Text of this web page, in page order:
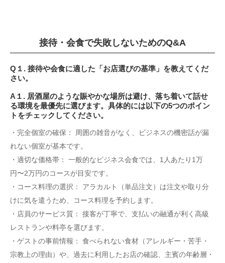
接待・会食で失敗しないためのQ&A
Q１. 接待や会食に適した「お店選びの基準」を教えてくだ
さい。
A１. 居酒屋のような賑やかな場所は避け、落ち着いて話せ
る環境を最優先に選びます。具体的には以下の5つのポイン
トをチェックしてください。
・完全個室の確保： 周囲の雑音がなく、ビジネスの機密話が漏
れない個室が基本です。
・適切な価格帯： 一般的なビジネス会食では、1人あたり1万
円〜2万円のコースが目安です。
・コース料理の選択： アラカルト（単品注文）は注文や取り分
けに気を遣うため、コース料理を予約します。
・店員のサービス質： 接客が丁寧で、支払いの融通が利く高級
レストランや料亭を選びます。
・ゲストの事前情報： 食べられない食材（アレルギー・苦手・
宗教上の理由）や、過去に利用したお店の確認、主賓の年齢層・